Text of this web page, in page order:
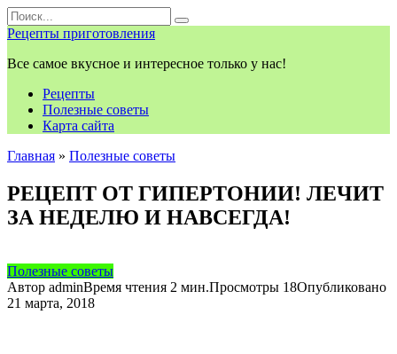
Перейти
к
контенту
Search
for:
Рецепты приготовления
Все самое вкусное и интересное только у нас!
Рецепты
Полезные советы
Карта сайта
Главная » Полезные советы
РЕЦЕПТ ОТ ГИПЕРТОНИИ! ЛЕЧИТ
ЗА НЕДЕЛЮ И НАВСЕГДА!
Полезные советы
Автор adminВремя чтения 2 мин.Просмотры 18Опубликовано
21 марта, 2018